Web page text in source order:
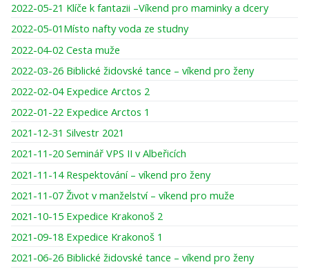
2022-05-21 Klíče k fantazii –Víkend pro maminky a dcery
2022-05-01Místo nafty voda ze studny
2022-04-02 Cesta muže
2022-03-26 Biblické židovské tance – víkend pro ženy
2022-02-04 Expedice Arctos 2
2022-01-22 Expedice Arctos 1
2021-12-31 Silvestr 2021
2021-11-20 Seminář VPS II v Albeřicích
2021-11-14 Respektování – víkend pro ženy
2021-11-07 Život v manželství – víkend pro muže
2021-10-15 Expedice Krakonoš 2
2021-09-18 Expedice Krakonoš 1
2021-06-26 Biblické židovské tance – víkend pro ženy